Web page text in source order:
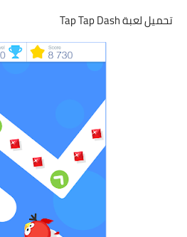
تحميل لعبة Tap Tap Dash